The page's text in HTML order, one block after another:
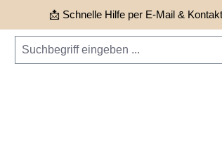
📩 Schnelle Hilfe per E-Mail &